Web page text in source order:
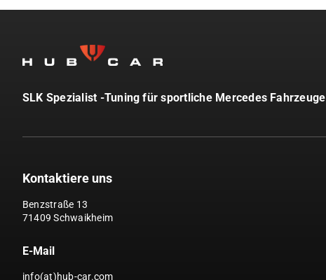
SLK Spezialist -Tuning für sportliche Mercedes Fahrzeuge
Kontaktiere uns
Benzstraße 13
71409 Schwaikheim
E-Mail
info(at)hub-car.com